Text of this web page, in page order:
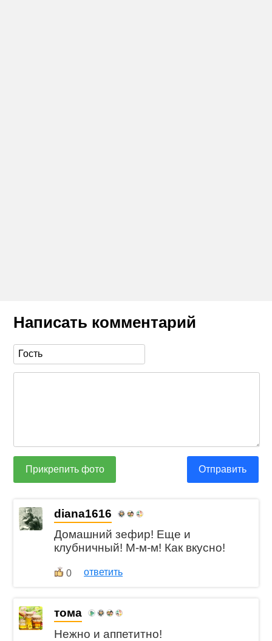
Написать комментарий
Прикрепить фото Отправить
diana1616
Домашний зефир! Еще и
клубничный! М-м-м! Как вкусно!
0 ответить
тома
Нежно и аппетитно!